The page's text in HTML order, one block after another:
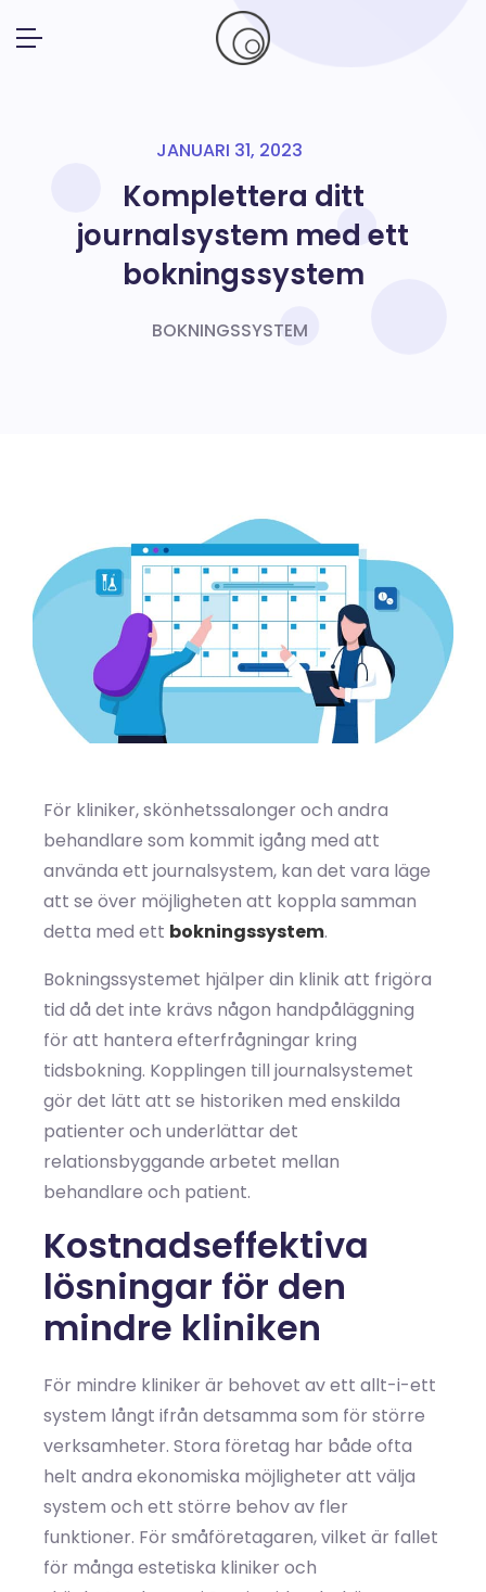
JANUARI 31, 2023
Komplettera ditt
journalsystem med ett
bokningssystem
BOKNINGSSYSTEM
För kliniker, skönhetssalonger och andra
behandlare som kommit igång med att
använda ett journalsystem, kan det vara läge
att se över möjligheten att koppla samman
detta med ett bokningssystem.
Bokningssystemet hjälper din klinik att frigöra
tid då det inte krävs någon handpåläggning
för att hantera efterfrågningar kring
tidsbokning. Kopplingen till journalsystemet
gör det lätt att se historiken med enskilda
patienter och underlättar det
relationsbyggande arbetet mellan
behandlare och patient.
Kostnadseffektiva
lösningar för den
mindre kliniken
För mindre kliniker är behovet av ett allt-i-ett
system långt ifrån detsamma som för större
verksamheter. Stora företag har både ofta
helt andra ekonomiska möjligheter att välja
system och ett större behov av fler
funktioner. För småföretagaren, vilket är fallet
för många estetiska kliniker och